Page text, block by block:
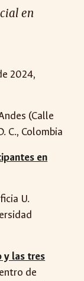
en
2024,
(Calle
C., Colombia
en
U.
y las tres
de